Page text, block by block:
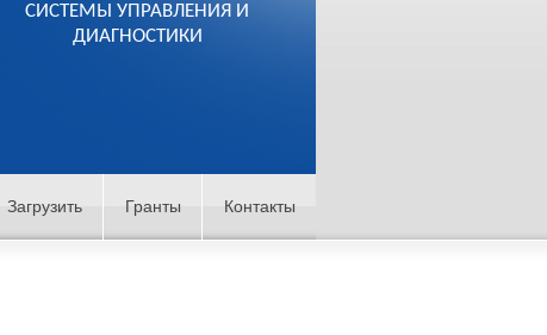
СИСТЕМЫ УПРАВЛЕНИЯ И
ДИАГНОСТИКИ
Загрузить Гранты Контакты